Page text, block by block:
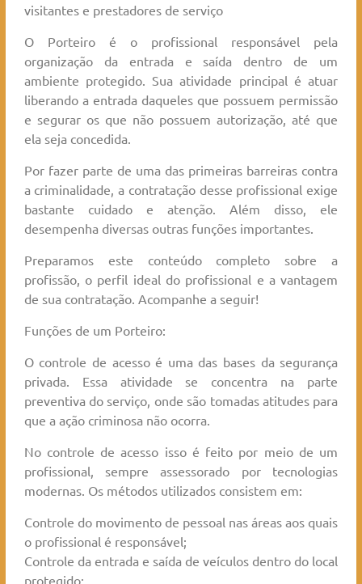
visitantes e prestadores de serviço
O Porteiro é o profissional responsável pela
organização da entrada e saída dentro de um
ambiente protegido. Sua atividade principal é atuar
liberando a entrada daqueles que possuem permissão
e segurar os que não possuem autorização, até que
ela seja concedida.
Por fazer parte de uma das primeiras barreiras contra
a criminalidade, a contratação desse profissional exige
bastante cuidado e atenção. Além disso, ele
desempenha diversas outras funções importantes.
Preparamos este conteúdo completo sobre a
profissão, o perfil ideal do profissional e a vantagem
de sua contratação. Acompanhe a seguir!
Funções de um Porteiro:
O controle de acesso é uma das bases da segurança
privada. Essa atividade se concentra na parte
preventiva do serviço, onde são tomadas atitudes para
que a ação criminosa não ocorra.
No controle de acesso isso é feito por meio de um
profissional, sempre assessorado por tecnologias
modernas. Os métodos utilizados consistem em:
Controle do movimento de pessoal nas áreas aos quais
o profissional é responsável;
Controle da entrada e saída de veículos dentro do local
protegido;